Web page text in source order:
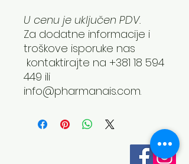
U cenu je uključen PDV.
Za dodatne informacije i
troškove isporuke nas
kontaktirajte na +381 18 594
449 ili
info@pharmanais.com.